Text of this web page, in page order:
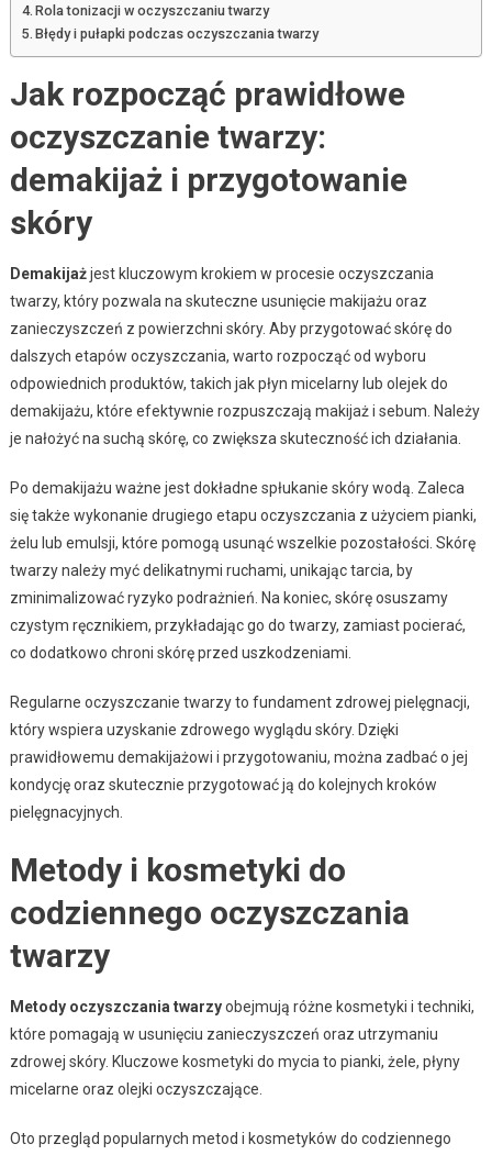
Rola tonizacji w oczyszczaniu twarzy
Błędy i pułapki podczas oczyszczania twarzy
Jak rozpocząć prawidłowe
oczyszczanie twarzy:
demakijaż i przygotowanie
skóry
Demakijażjest kluczowym krokiem w procesie oczyszczania
twarzy, który pozwala na skuteczne usunięcie makijażu oraz
zanieczyszczeń z powierzchni skóry. Aby przygotować skórę do
dalszych etapów oczyszczania, warto rozpocząć od wyboru
odpowiednich produktów, takich jak płyn micelarny lub olejek do
demakijażu, które efektywnie rozpuszczają makijaż i sebum. Należy
je nałożyć na suchą skórę, co zwiększa skuteczność ich działania.
Po demakijażu ważne jest dokładne spłukanie skóry wodą. Zaleca
się także wykonanie drugiego etapu oczyszczania z użyciem pianki,
żelu lub emulsji, które pomogą usunąć wszelkie pozostałości. Skórę
twarzy należy myć delikatnymi ruchami, unikając tarcia, by
zminimalizować ryzyko podrażnień. Na koniec, skórę osuszamy
czystym ręcznikiem, przykładając go do twarzy, zamiast pocierać,
co dodatkowo chroni skórę przed uszkodzeniami.
Regularne oczyszczanie twarzy to fundament zdrowej pielęgnacji,
który wspiera uzyskanie zdrowego wyglądu skóry. Dzięki
prawidłowemu demakijażowi i przygotowaniu, można zadbać o jej
kondycję oraz skutecznie przygotować ją do kolejnych kroków
pielęgnacyjnych.
Metody i kosmetyki do
codziennego oczyszczania
twarzy
Metody oczyszczania twarzyobejmują różne kosmetyki i techniki,
które pomagają w usunięciu zanieczyszczeń oraz utrzymaniu
zdrowej skóry. Kluczowe kosmetyki do mycia to pianki, żele, płyny
micelarne oraz olejki oczyszczające.
Oto przegląd popularnych metod i kosmetyków do codziennego